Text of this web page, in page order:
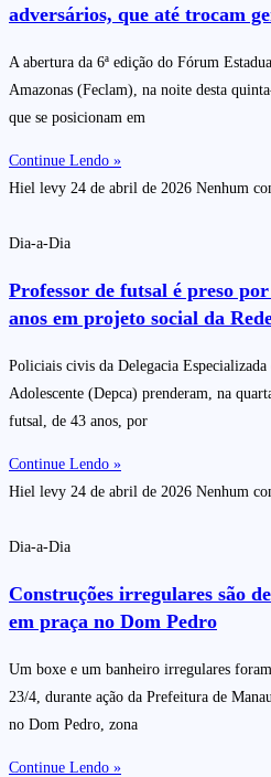
adversários, que até trocam
A abertura da 6ª edição do Fórum
Amazonas (Feclam), na noite desta
que se posicionam em
Continue Lendo »
Hiel levy 24 de abril de 2026 Nenhum
Dia-a-Dia
Professor de futsal é preso
anos em projeto social da
Policiais civis da Delegacia Especializada
Adolescente (Depca) prenderam, na
futsal, de 43 anos, por
Continue Lendo »
Hiel levy 24 de abril de 2026 Nenhum
Dia-a-Dia
Construções irregulares são
em praça no Dom Pedro
Um boxe e um banheiro irregulares
23/4, durante ação da Prefeitura de
no Dom Pedro, zona
Continue Lendo »